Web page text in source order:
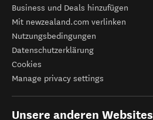
Business und Deals hinzufügen
Mit newzealand.com verlinken
Nutzungsbedingungen
Datenschutzerklärung
Cookies
Manage privacy settings
Unsere anderen Websites